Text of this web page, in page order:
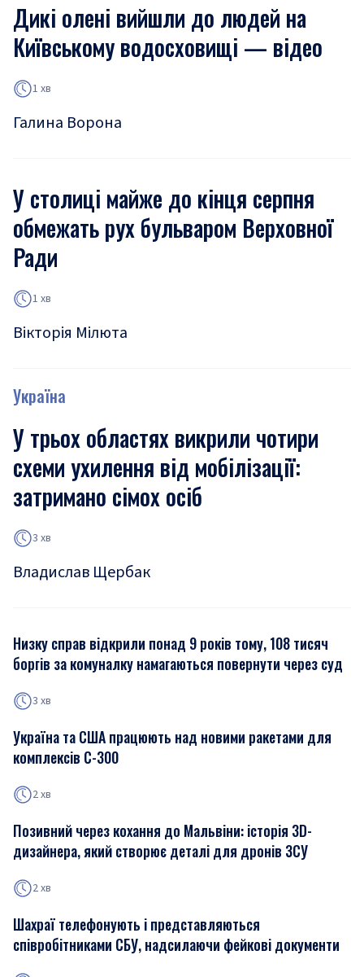
Дикі олені вийшли до людей на
Київському водосховищі — відео
1 хв
Галина Ворона
У столиці майже до кінця серпня
обмежать рух бульваром Верховної
Ради
1 хв
Вікторія Мілюта
Україна
У трьох областях викрили чотири
схеми ухилення від мобілізації:
затримано сімох осіб
3 хв
Владислав Щербак
Низку справ відкрили понад 9 років тому, 108 тисяч
боргів за комуналку намагаються повернути через суд
3 хв
Україна та США працюють над новими ракетами для
комплексів С-300
2 хв
Позивний через кохання до Мальвіни: історія 3D-
дизайнера, який створює деталі для дронів ЗСУ
2 хв
Шахраї телефонують і представляються
співробітниками СБУ, надсилаючи фейкові документи